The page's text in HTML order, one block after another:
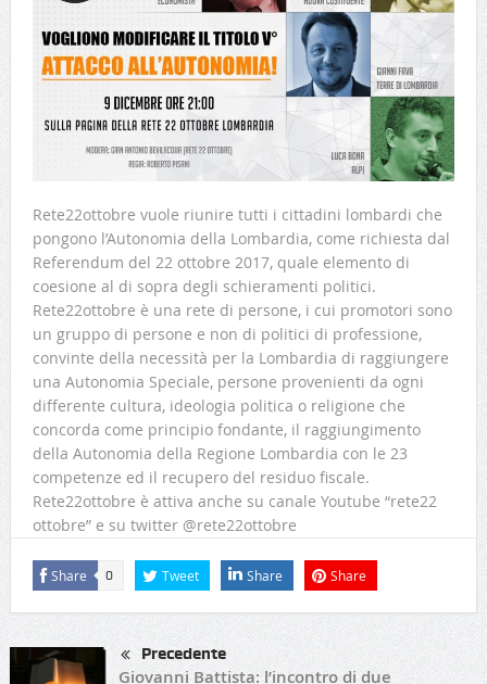
Rete22ottobre vuole riunire tutti i cittadini lombardi che
pongono l’Autonomia della Lombardia, come richiesta dal
Referendum del 22 ottobre 2017, quale elemento di
coesione al di sopra degli schieramenti politici.
Rete22ottobre è una rete di persone, i cui promotori sono
un gruppo di persone e non di politici di professione,
convinte della necessità per la Lombardia di raggiungere
una Autonomia Speciale, persone provenienti da ogni
differente cultura, ideologia politica o religione che
concorda come principio fondante, il raggiungimento
della Autonomia della Regione Lombardia con le 23
competenze ed il recupero del residuo fiscale.
Rete22ottobre è attiva anche su canale Youtube “rete22
ottobre” e su twitter @rete22ottobre
Share 0 Tweet Share Share
Precedente
Giovanni Battista: l’incontro di due